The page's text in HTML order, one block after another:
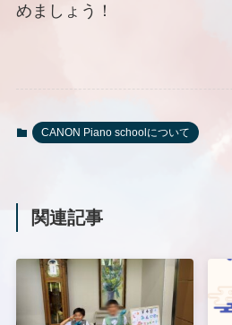
めましょう！
CANON Piano schoolについて
関連記事